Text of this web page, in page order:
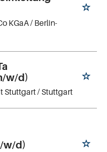
KGaA/ Berlin-
w/d)
Stuttgart/ Stuttgart
w/d)